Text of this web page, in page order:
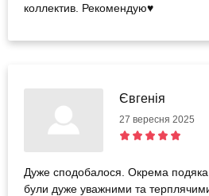
коллектив. Рекомендую♥️
Євгенія
27 вересня 2025
Дуже сподобалося. Окрема подяка
були дуже уважними та